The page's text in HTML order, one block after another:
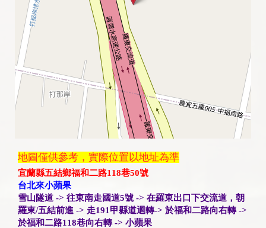
地圖僅供參考，實際位置以地址為準
宜蘭縣五結鄉福和二路118巷50號
台北來小蘋果
雪山隧道 -> 往東南走國道5號 -> 在羅東出口下交流道，朝
羅東/五結前進 -> 走191甲縣道迴轉-> 於福和二路向右轉 ->
於福和二路118巷向右轉 -> 小蘋果